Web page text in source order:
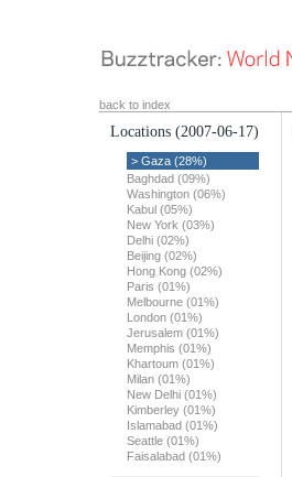
back to index
Locations (2007-06-17)
> Gaza (28%)
Baghdad (09%)
Washington (06%)
Kabul (05%)
New York (03%)
Delhi (02%)
Beijing (02%)
Hong Kong (02%)
Paris (01%)
Melbourne (01%)
London (01%)
Jerusalem (01%)
Memphis (01%)
Khartoum (01%)
Milan (01%)
New Delhi (01%)
Kimberley (01%)
Islamabad (01%)
Seattle (01%)
Faisalabad (01%)